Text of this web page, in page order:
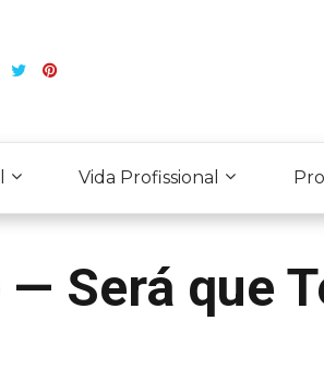
Vida Profissional
Será que